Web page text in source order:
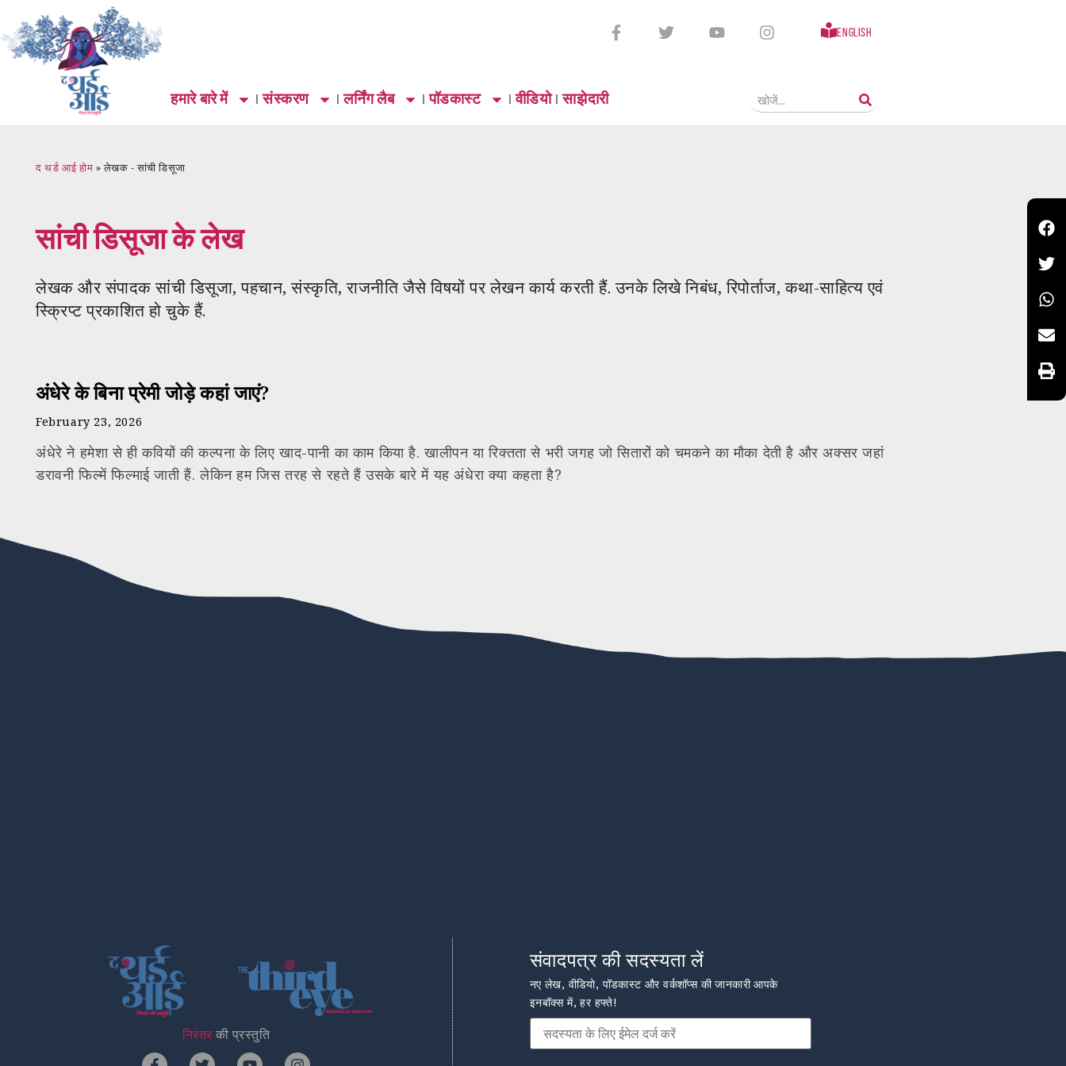
English
हमारे बारे में संस्करण लर्निंग लैब पॉडकास्ट वीडियो साझेदारी
द थर्ड आई होम »लेखक - सांची डिसूजा
सांची डिसूजाके लेख
लेखक और संपादक सांची डिसूजा, पहचान, संस्कृति, राजनीति जैसे विषयों पर लेखन कार्य करती हैं. उनके लिखे निबंध, रिपोर्ताज, कथा-साहित्य एवं
स्क्रिप्ट प्रकाशित हो चुके हैं.
अंधेरे के बिना प्रेमी जोड़े कहां जाएं?
February 23, 2026
अंधेरे ने हमेशा से ही कवियों की कल्पना के लिए खाद-पानी का काम किया है. खालीपन या रिक्तता से भरी जगह जो सितारों को चमकने का मौका देती है और अक्सर जहां
डरावनी फिल्में फिल्माई जाती हैं. लेकिन हम जिस तरह से रहते हैं उसके बारे में यह अंधेरा क्या कहता है?
निरंतर की प्रस्तुति
संवादपत्र की सदस्यता लें
नए लेख, वीडियो, पॉडकास्ट और वर्कशॉप्स की जानकारी आपके
इनबॉक्स में, हर हफ्ते!